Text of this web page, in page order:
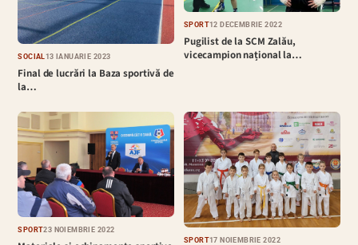
SOCIAL 13 IANUARIE 2023
Final de lucrări la Baza sportivă de
la…
SPORT12 DECEMBRIE 2022
Pugilist de la SCM Zalău,
vicecampion național la…
SPORT23 NOIEMBRIE 2022
SPORT17 NOIEMBRIE 2022